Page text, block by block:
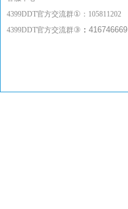
4399DDT官方交流群① ： 105811202
4399DDT官方交流群③ ： 416746669